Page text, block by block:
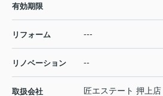
有効期限
リフォーム ---
リノベーション --
取扱会社
匠エステート 押上店